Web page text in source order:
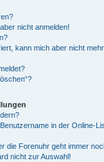
nicht anmelden!
kann mich aber nicht
in der Online-
die Forenuhr geht immer
nicht zur Auswahl!